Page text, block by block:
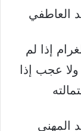
العاطفي
إذا لم
عجب إذا
المهني